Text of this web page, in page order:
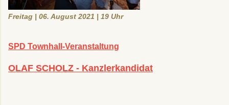
Freitag | 06. August 2021 | 19 Uhr
SPD Townhall-Veranstaltung
OLAF SCHOLZ - Kanzlerkandidat